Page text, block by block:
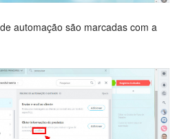
inventário
automação são marcadas com a